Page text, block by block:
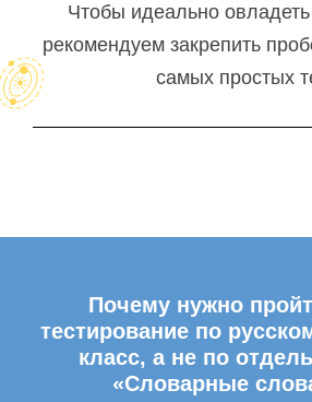
Чтобы идеально
рекомендуем закрепить
самых простых
Почему нужно
тестирование по
класс, а не по
«Словарные